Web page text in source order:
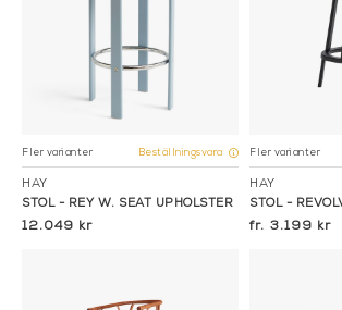
Fler varianter Beställningsvara
HAY
STOL - REY W. SEAT UPHOLSTER
12.049 kr
Fler varianter
HAY
STOL -
3.199 kr